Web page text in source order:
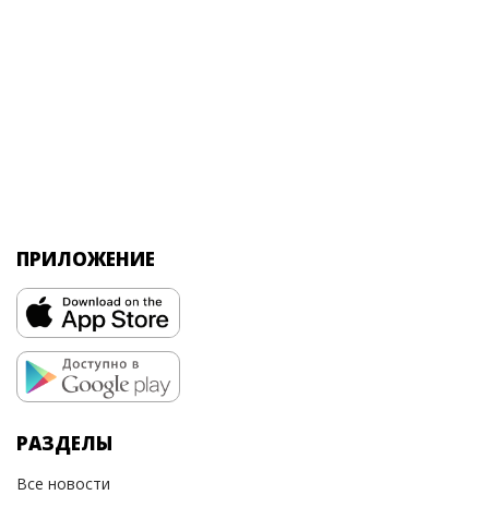
ПРИЛОЖЕНИЕ
РАЗДЕЛЫ
Все новости